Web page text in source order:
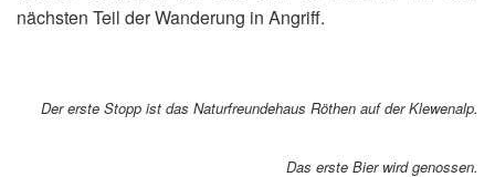
nächsten Teil der Wanderung in Angriff.
Der erste Stopp ist das Naturfreundehaus Röthen auf der Klewenalp.
Das erste Bier wird genossen.